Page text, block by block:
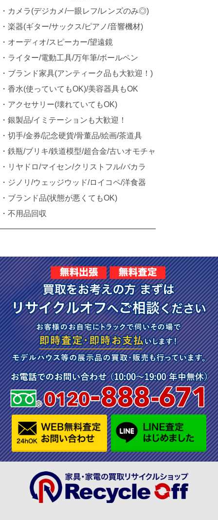
・カメラ(デジカメ/一眼レフ/レンズのみ◎)
・楽器(ギター/サックス/ピアノ/音響機材)
・オーディオ/スピーカー/望遠鏡
・ライター/電動工具/万年筆/ボールペン
・ブランド家具(アンティーク品も大歓迎！)
・香水(使っていてもOK)/美容器具もOK
・アクセサリー(壊れていてもOK)
・銀製品/イミテーションも大歓迎！
・切手/金券/記念硬貨/骨董品/絵画/茶道具
・鉄瓶/ブリキ/鉄道模型/超合金/古いオモチャ
・リヤドロ/マイセン/クリストフル/バカラ
・ジノリ/ウェッジウッド/ロイコペ/洋食器
・ブランド品(状態が悪くてもOK)
・不用品回収
━━━━━━━━━━━━━━━━━━━━